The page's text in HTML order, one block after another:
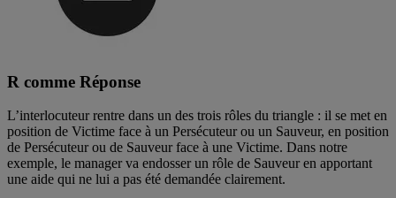
R comme Réponse
L’interlocuteur rentre dans un des trois rôles du triangle : il se met en
position de Victime face à un Persécuteur ou un Sauveur, en position
de Persécuteur ou de Sauveur face à une Victime. Dans notre
exemple, le manager va endosser un rôle de Sauveur en apportant
une aide qui ne lui a pas été demandée clairement.